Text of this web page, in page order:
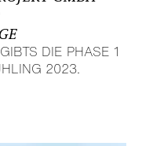
DIE PHASE 1
2023.